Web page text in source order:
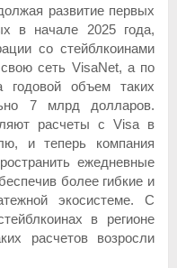
развитие первых
в начале 2025 года,
со стейблкоинами
сеть VisaNet, а по
годовой объем таких
7 млрд долларов.
расчеты с Visa в
и теперь компания
ежедневные
более гибкие и
экосистеме. С
в регионе
расчетов возросли